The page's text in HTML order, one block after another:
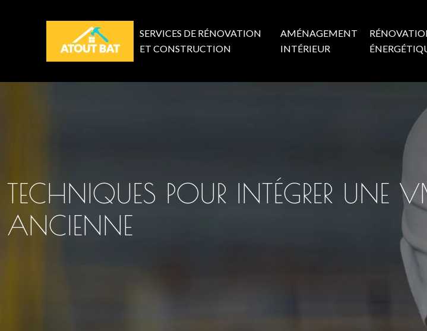
SERVICES DE RÉNOVATION
ET CONSTRUCTION
AMÉNAGEMENT
INTÉRIEUR
TECHNIQUES POUR INTÉGRER UNE
ANCIENNE